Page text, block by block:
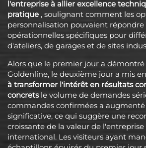
l'entreprise à allier excellence
pratique , soulignant comment les
personnalisation pouvaient répondre
opérationnelles spécifiques pour
d'ateliers, de garages et de sites
Alors que le premier jour a
Goldenline, le deuxième jour a mis
à transformer l'intérêt en résultats
concrets le volume de demandes
commandes confirmées a
significative, ce qui suggère une
croissante de la valeur de
international. Les visiteurs ayant